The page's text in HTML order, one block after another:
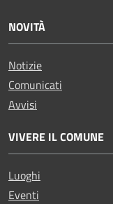
NOVITÀ
Notizie
Comunicati
Avvisi
VIVERE IL COMUNE
Luoghi
Eventi